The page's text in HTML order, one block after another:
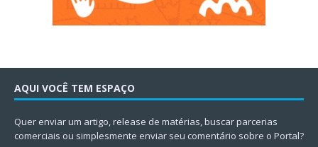
AQUI VOCÊ TEM ESPAÇO
Quer enviar um artigo, release de matérias, buscar parcerias
comerciais ou simplesmente enviar seu comentário sobre o Portal?